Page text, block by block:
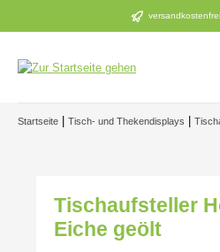
Zum Hauptinhalt springen
Startseite Tisch- und Thekendisplays
Tischaufsteller
Eiche geölt